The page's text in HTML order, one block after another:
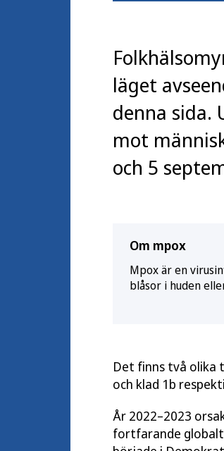
läget
denna
mot
och 5
Om mpox
Mpox är en
blåsor i huden
Det finns två olika
och klad 1b
År 2022–2023
fortfarande